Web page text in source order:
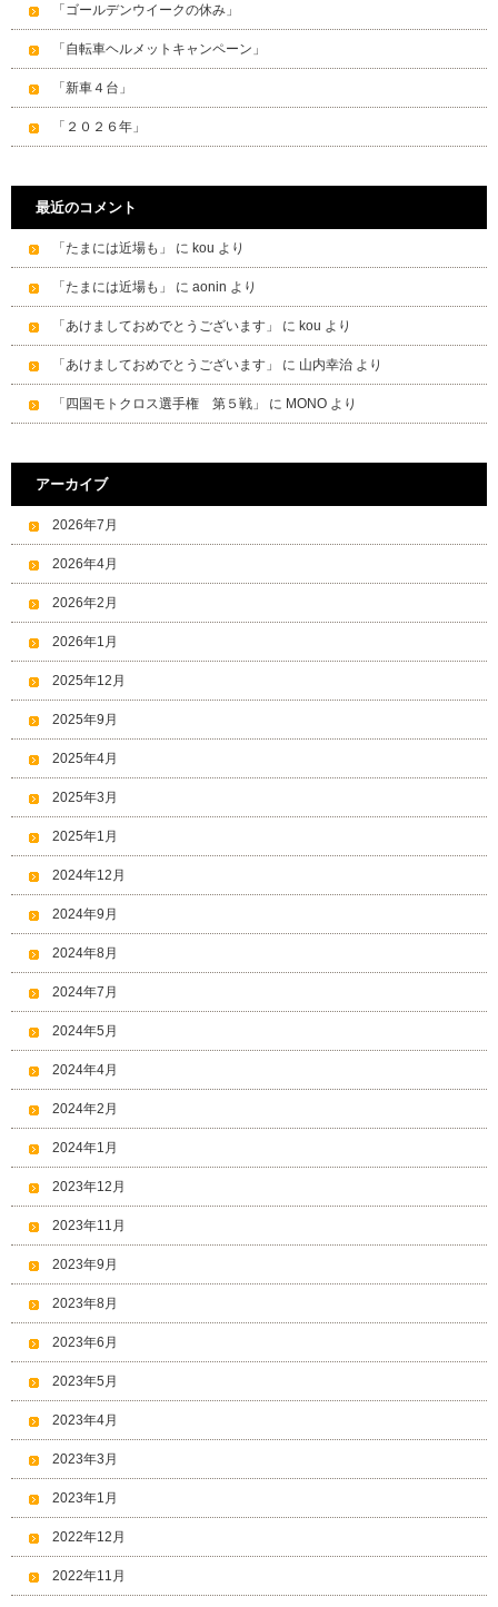
「ゴールデンウイークの休み」
「自転車ヘルメットキャンペーン」
「新車４台」
「２０２６年」
最近のコメント
「たまには近場も」 に kou より
「たまには近場も」 に aonin より
「あけましておめでとうございます」 に kou より
「あけましておめでとうございます」 に 山内幸治 より
「四国モトクロス選手権 第５戦」 に MONO より
アーカイブ
2026年7月
2026年4月
2026年2月
2026年1月
2025年12月
2025年9月
2025年4月
2025年3月
2025年1月
2024年12月
2024年9月
2024年8月
2024年7月
2024年5月
2024年4月
2024年2月
2024年1月
2023年12月
2023年11月
2023年9月
2023年8月
2023年6月
2023年5月
2023年4月
2023年3月
2023年1月
2022年12月
2022年11月